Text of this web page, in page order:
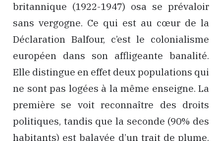
britannique (1922-1947) osa se prévaloir
sans vergogne. Ce qui est au cœur de la
Déclaration Balfour, c’est le colonialisme
européen dans son affligeante banalité.
Elle distingue en effet deux populations qui
ne sont pas logées à la même enseigne. La
première se voit reconnaître des droits
politiques, tandis que la seconde (90% des
habitants) est balayée d’un trait de plume.